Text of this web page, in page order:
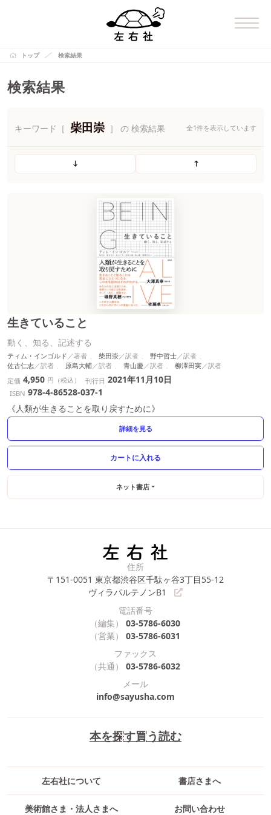
トップ 検索結果
検索結果
キーワード［ 柴田崇 ］ の 検索結果 全1件を表示しています
生きていること
動く、知る、記述する
ティム・インゴルド 柴田崇
野中哲士
佐古仁志
原島大輔 青山慶
柳澤田実
定価 4,950 円（税込） 刊行日 2021年11月10日
ISBN 978-4-86528-037-1
《人類が生きることを取り戻すために》
詳細を見る
ネット書店
本を探す買う読む
左右社について 書店さまへ
美術館さま・法人さまへ お問い合わせ
住所
〒151-0051 東京都渋谷区千駄ヶ谷3丁目55-12
ヴィラパルテノンB1
電話番号
（編集）
03-5786-6030
（営業）
03-5786-6031
ファックス
（共通）
03-5786-6032
メール
info@sayusha.com